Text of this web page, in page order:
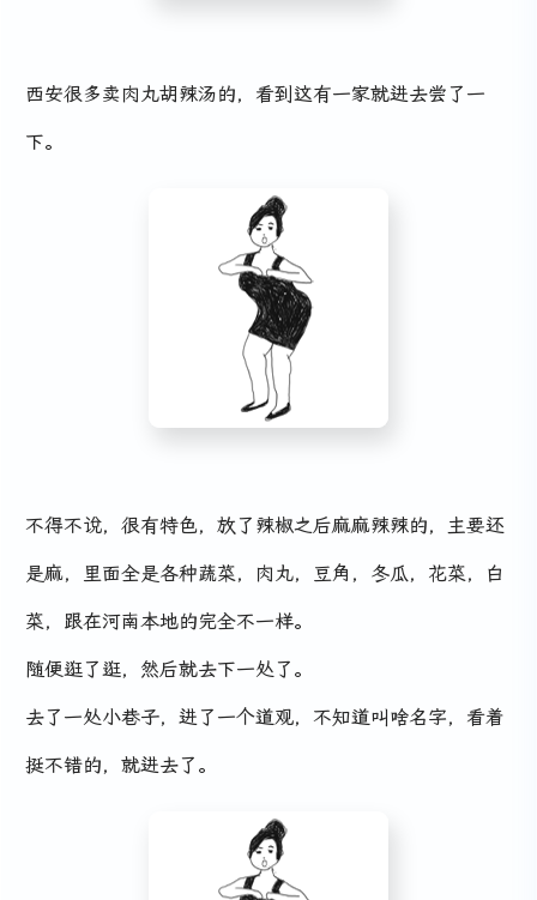
西安很多卖肉丸胡辣汤的，看到这有一家就进去尝了一
下。
不得不说，很有特色，放了辣椒之后麻麻辣辣的，主要还
是麻，里面全是各种蔬菜，肉丸，豆角，冬瓜，花菜，白
菜，跟在河南本地的完全不一样。
随便逛了逛，然后就去下一处了。
去了一处小巷子，进了一个道观，不知道叫啥名字，看着
挺不错的，就进去了。